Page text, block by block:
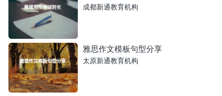
成都新通教育机构
雅思作文模板句型分享
太原新通教育机构